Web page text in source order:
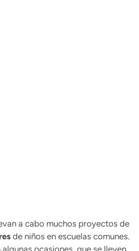
a cabo muchos proyectos de
de niños en escuelas comunes.
ocasiones, que se lleven